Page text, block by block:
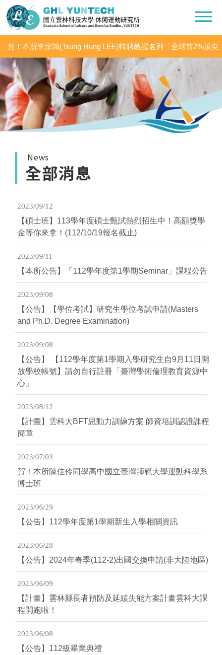
賀！本所李宗鴻(Tsung Hung LEE)特聘教授名列「全球前2%頂尖
科學家（World’s Top 2% Scientists 2020」之「學術生涯科學影響
力」及「2020年度科學影響力」
News
全部消息
2023/09/12
【碩士班】113學年度碩士甄試熱烈招生中！高額獎學
金等你來拿！(112/10/19報名截止)
2023/09/11
【本所公告】「112學年度第1學期Seminar」課程公告
2023/09/08
【公告】【學位考試】研究生學位考試申請(Masters
and Ph.D. Degree Examination)
2023/09/08
【公告】 【112學年度第1學期入學研究生自9月11日開
放學校帳號】請勿自行註冊「臺灣學術倫理教育資源中
心」
2023/08/12
【計畫】雲科大BFT思動力訓練方案 師資培訓認證課程
簡章
2023/07/03
賀！本所陳佳伶同學高中國立臺灣師範大學運動科學系
博士班
2023/06/29
【公告】112學年度第1學期新生入學相關資訊
2023/06/28
【公告】2024年春季(112-2)出國交換申請(非大陸地區)
2023/06/09
【計畫】雲林縣長者預防及延緩失能方案計畫雲科大課
程開跑啦！
2023/06/08
【公告】112級畢業典禮